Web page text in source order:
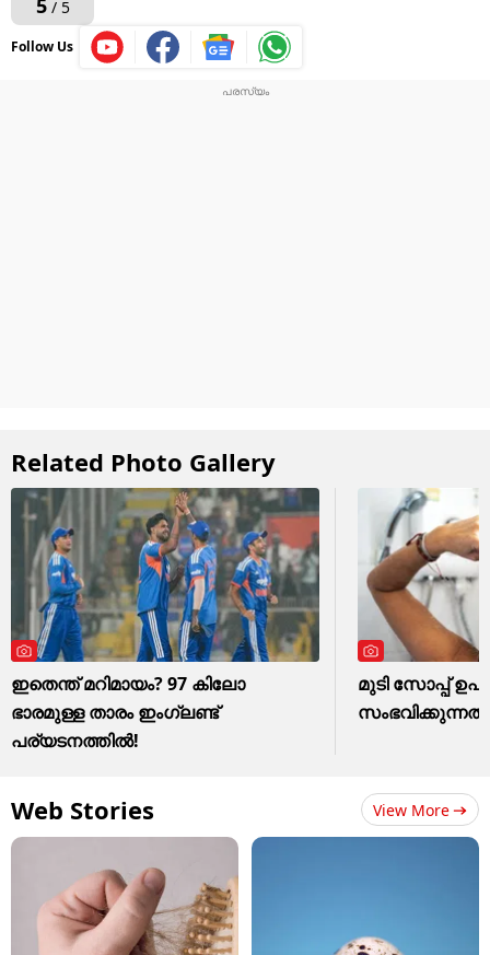
/ 5
Follow Us
Related Photo Gallery
ഇതെന്ത് മറിമായം? 97 കിലോ
ഭാരമുള്ള താരം ഇംഗ്ലണ്ട്
പര്യടനത്തില്‍!
മുടി സോപ്പ്
Web Stories View More